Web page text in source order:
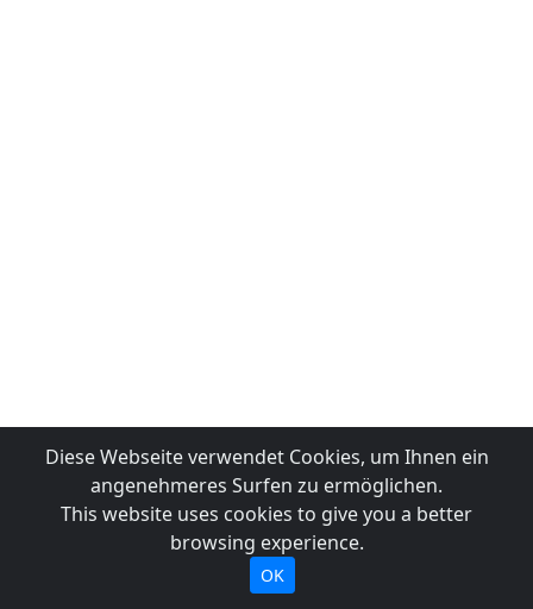
Diese Webseite verwendet Cookies, um Ihnen ein
angenehmeres Surfen zu ermöglichen.
This website uses cookies to give you a better
browsing experience.
OK